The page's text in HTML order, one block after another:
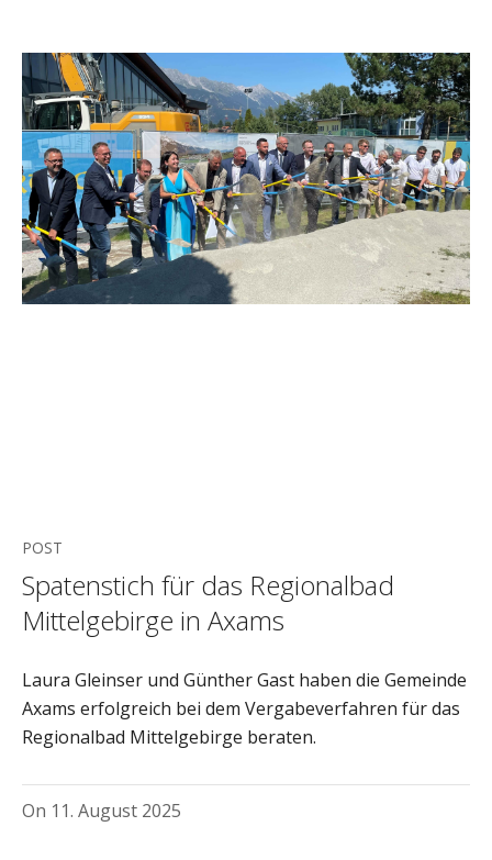
POST
Spatenstich für das Regionalbad
Mittelgebirge in Axams
Laura Gleinser und Günther Gast haben die Gemeinde
Axams erfolgreich bei dem Vergabeverfahren für das
Regionalbad Mittelgebirge beraten.
On 11. August 2025